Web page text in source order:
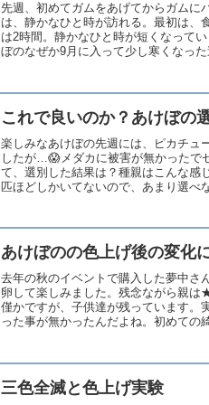
先週、初めてガムをあげてからガムに
は、静かなひと時が訪れる。最初は、
は2時間。静かなひと時が短くなって
ぼのなぜか9月に入って少し寒くなっ
これで良いのか？あけぼの
楽しみなあけぼの先週には、ピカチュ
したが…😱メダカに被害が無かったで
て、選別した結果は？種親はこんな感
匹ほどしかいてないので、あまり選べ
あけぼのの色上げ後の変化
去年の秋のイベントで購入した夢中さ
卵して楽しみました。残念ながら親
僅かですが、子供達が残っています。
った事が無かったんだよね。初めての
三色全滅と色上げ実験